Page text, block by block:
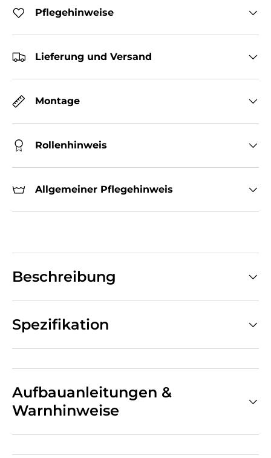
Pflegehinweise
Lieferung und Versand
Montage
Rollenhinweis
Allgemeiner Pflegehinweis
Beschreibung
Spezifikation
Aufbauanleitungen &
Warnhinweise